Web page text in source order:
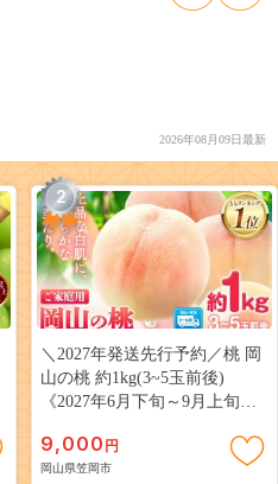
2026年08月09日最新
2
＼2027年発送先行予約／桃 岡
山の桃 約1kg(3~5玉前後)
《2027年6月下旬～9月上旬頃
岡山 はくとう スイーツ フル
ーツ 果物 デザート 旬 モモ も
9,000 円
岡山県笠岡市